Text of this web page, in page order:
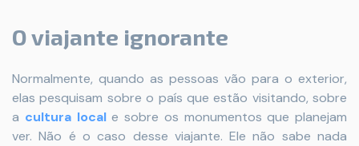
O viajante ignorante
Normalmente, quando as pessoas vão para o exterior,
elas pesquisam sobre o país que estão visitando, sobre
a cultura locale sobre os monumentos que planejam
ver. Não é o caso desse viajante. Ele não sabe nada